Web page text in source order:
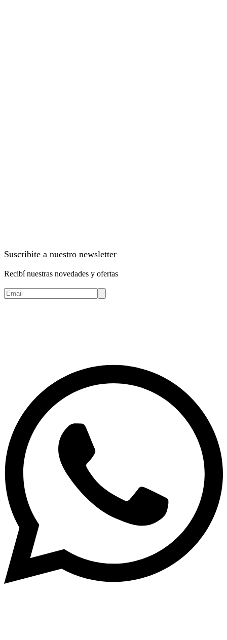
Suscribite a nuestro newsletter
Recibí nuestras novedades y ofertas